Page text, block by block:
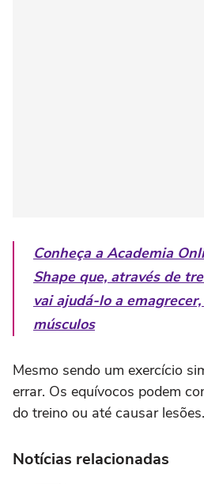
Conheça a Academia
Shape que, através de
vai ajudá-lo a
músculos
Mesmo sendo um exercício
errar. Os equívocos podem
do treino ou até causar lesões.
Notícias relacionadas